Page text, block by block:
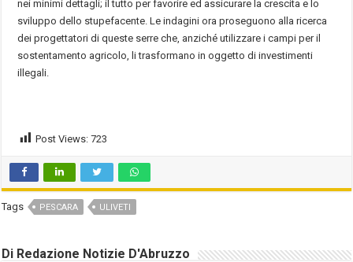
nei minimi dettagli; il tutto per favorire ed assicurare la crescita e lo
sviluppo dello stupefacente. Le indagini ora proseguono alla ricerca
dei progettatori di queste serre che, anziché utilizzare i campi per il
sostentamento agricolo, li trasformano in oggetto di investimenti
illegali.
Post Views: 723
Tags PESCARA ULIVETI
Di Redazione Notizie D'Abruzzo